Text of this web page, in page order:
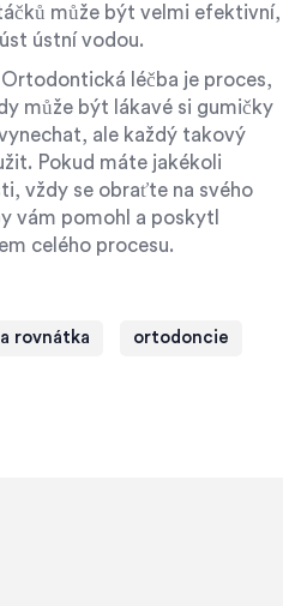
může být velmi efektivní,
ústní vodou.
léčba je proces,
může být lákavé si gumičky
ale každý takový
Pokud máte jakékoli
vždy se obraťte na svého
vám pomohl a poskytl
celého procesu.
rovnátka ortodoncie